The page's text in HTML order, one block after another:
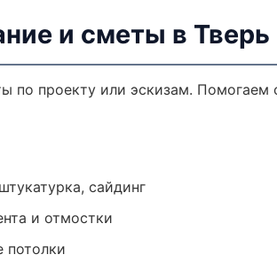
и сметы в Тверь
по проекту или эскизам.
сайдинг
и отмостки
потолки